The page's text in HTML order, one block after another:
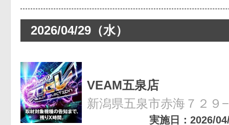
2026/04/29（水）
VEAM五泉店
新潟県五泉市赤海７２９
実施日：2026/